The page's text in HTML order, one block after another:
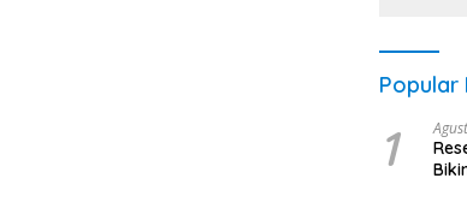
Popular
1